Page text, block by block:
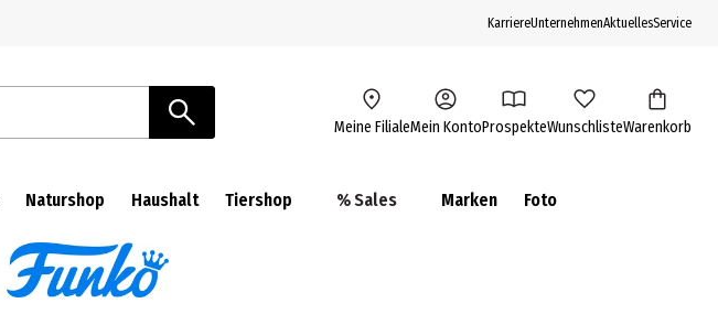
KarriereUnternehmenAktuellesService
Meine FilialeMein KontoProspekteWunschlisteWarenkorb
Naturshop Haushalt Tiershop % Sales Marken Foto